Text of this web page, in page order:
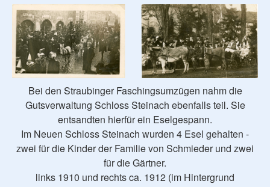
Bei den Straubinger Faschingsumzügen nahm die
Gutsverwaltung Schloss Steinach ebenfalls teil. Sie
entsandten hierfür ein Eselgespann.
Im Neuen Schloss Steinach wurden 4 Esel gehalten -
zwei für die Kinder der Familie von Schmieder und zwei
für die Gärtner.
links 1910 und rechts ca. 1912 (im Hintergrund